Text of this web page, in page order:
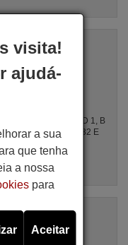
C LED 1, B 24 D LED 1, B
1, B 32 D LED 1, B 32 E
visita!
ajudá-
a sua
que tenha
a nossa
para
Aceitar